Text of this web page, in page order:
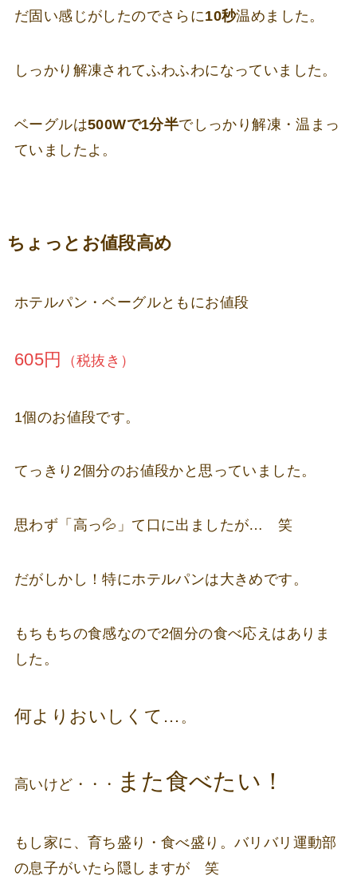
だ固い感じがしたのでさらに10秒温めました。
しっかり解凍されてふわふわになっていました。
ベーグルは500Wで1分半でしっかり解凍・温まっ
ていましたよ。
ちょっとお値段高め
ホテルパン・ベーグルともにお値段
605円 （税抜き）
1個のお値段です。
てっきり2個分のお値段かと思っていました。
思わず「高っ💦」て口に出ましたが… 笑
だがしかし！特にホテルパンは大きめです。
もちもちの食感なので2個分の食べ応えはありま
した。
何よりおいしくて… 。
高いけど・・・ また食べたい！
もし家に、育ち盛り・食べ盛り。バリバリ運動部
の息子がいたら隠しますが 笑